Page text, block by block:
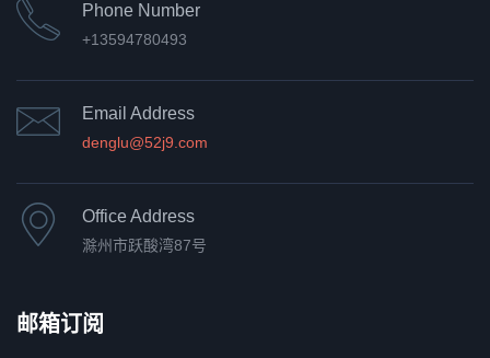
Phone Number
+13594780493
Email Address
denglu@52j9.com
Office Address
滁州市跃酸湾87号
邮箱订阅